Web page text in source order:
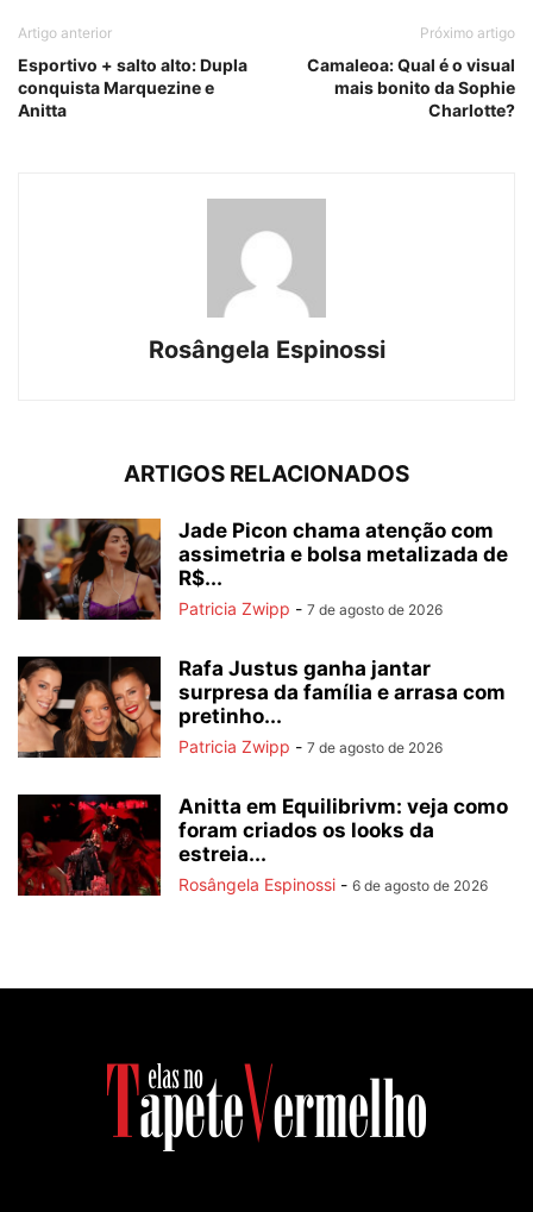
Artigo anterior
Esportivo + salto alto: Dupla
conquista Marquezine e
Anitta
Próximo artigo
Camaleoa: Qual é o visual
mais bonito da Sophie
Charlotte?
Rosângela Espinossi
ARTIGOS RELACIONADOS
Jade Picon chama atenção com
assimetria e bolsa metalizada de
R$...
Patricia Zwipp - 7 de agosto de 2026
Rafa Justus ganha jantar
surpresa da família e arrasa com
pretinho...
Patricia Zwipp - 7 de agosto de 2026
Anitta em Equilibrivm: veja como
foram criados os looks da
estreia...
Rosângela Espinossi - 6 de agosto de 2026